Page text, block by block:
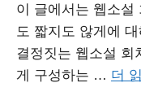
이 글에서는 웹소설
도 짧지도 않게에
결정짓는 웹소설 회
게 구성하는 … 더